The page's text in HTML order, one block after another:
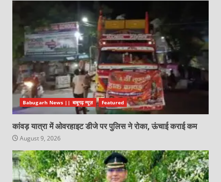
Babugarh News || बाबूगढ़ न्यूज़ Featured
कांवड़ यात्रा में ओवरहाइट डीजे पर पुलिस ने रोका, ऊंचाई कराई कम
August 9, 2026